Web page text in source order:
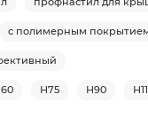
с полимерным
Н75 Н90